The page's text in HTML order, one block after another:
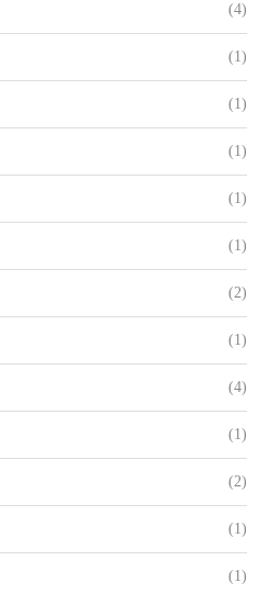
(4)
(1)
(1)
(1)
(1)
(1)
(2)
(1)
(4)
(1)
(2)
(1)
(1)